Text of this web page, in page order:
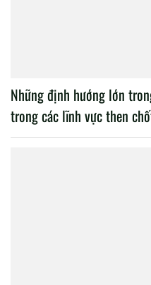
Những định hướng lớn
trong các lĩnh vực then